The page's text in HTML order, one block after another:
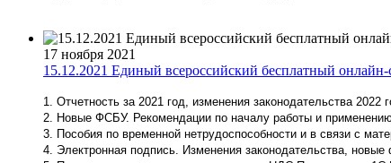
17 ноября 2021
15.12.2021 Единый всероссийский бесплатный
1. Отчетность за 2021 год, изменения законодательства 2022
2. Новые ФСБУ. Рекомендации по началу работы и
3. Пособия по временной нетрудоспособности и в связи с
4 Электронная подпись. Изменения законодательства,